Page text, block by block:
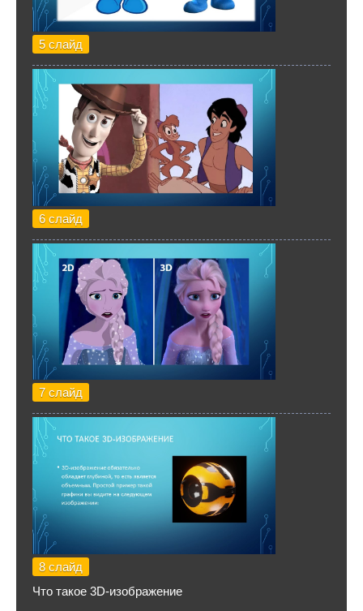
5 слайд
6 слайд
7 слайд
8 слайд
Что такое 3D-изображение